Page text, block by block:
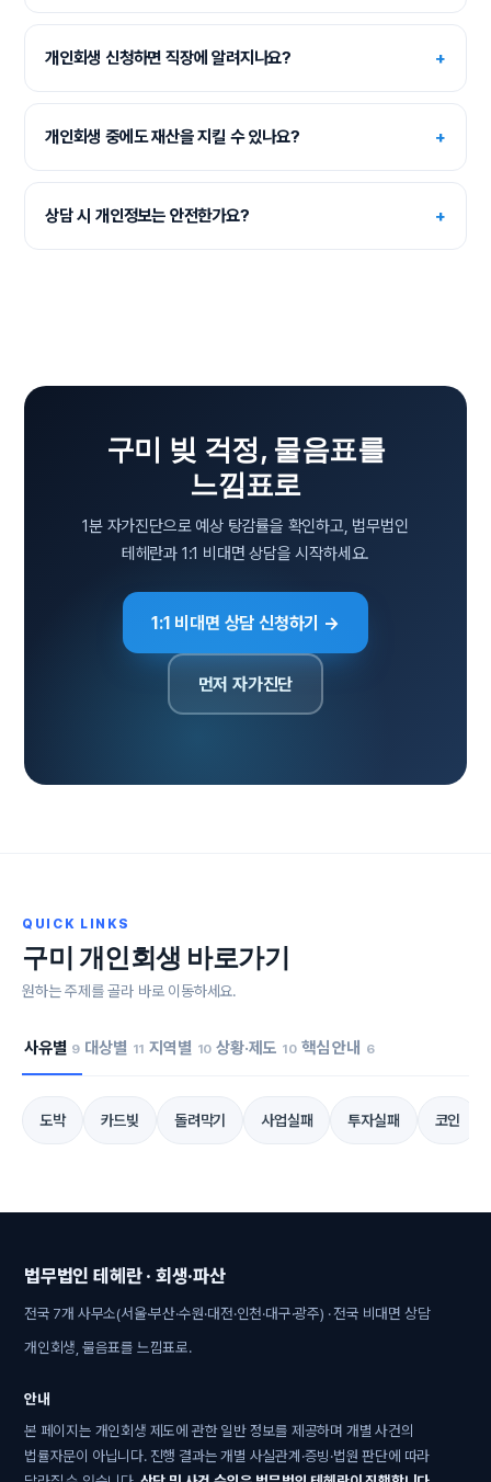
개인회생 신청하면 직장에 알려지나요? +
개인회생 중에도 재산을 지킬 수 있나요? +
상담 시 개인정보는 안전한가요? +
구미 빚 걱정, 물음표를
느낌표로
1분 자가진단으로 예상 탕감률을 확인하고, 법무법인
테헤란과 1:1 비대면 상담을 시작하세요.
1:1 비대면 상담 신청하기 →
먼저 자가진단
QUICK LINKS
구미 개인회생 바로가기
원하는 주제를 골라 바로 이동하세요.
사유별 9 대상별 11 지역별 10 상황·제도 10 핵심 안내 6
도박 카드빚 돌려막기 사업실패 투자실패 코인
법무법인 테헤란 · 회생·파산
전국 7개 사무소(서울·부산·수원·대전·인천·대구·광주) · 전국 비대면 상담
개인회생, 물음표를 느낌표로.
안내
본 페이지는 개인회생 제도에 관한 일반 정보를 제공하며 개별 사건의
법률자문이 아닙니다. 진행 결과는 개별 사실관계·증빙·법원 판단에 따라